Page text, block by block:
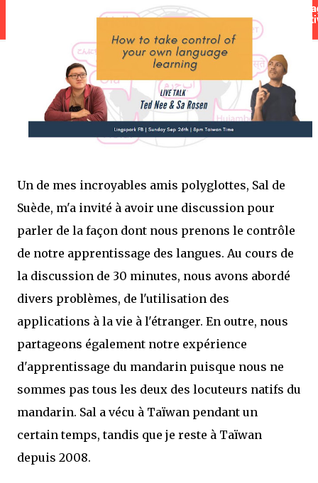
Un de mes incroyables amis polyglottes, Sal de
Suède, m'a invité à avoir une discussion pour
parler de la façon dont nous prenons le contrôle
de notre apprentissage des langues. Au cours de
la discussion de 30 minutes, nous avons abordé
divers problèmes, de l'utilisation des
applications à la vie à l'étranger. En outre, nous
partageons également notre expérience
d'apprentissage du mandarin puisque nous ne
sommes pas tous les deux des locuteurs natifs du
mandarin. Sal a vécu à Taïwan pendant un
certain temps, tandis que je reste à Taïwan
depuis 2008.